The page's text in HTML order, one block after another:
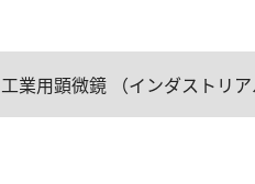
工業用顕微鏡 （インダストリ